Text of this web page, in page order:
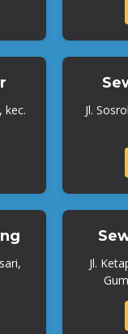
kec.
Jl.
Jl.